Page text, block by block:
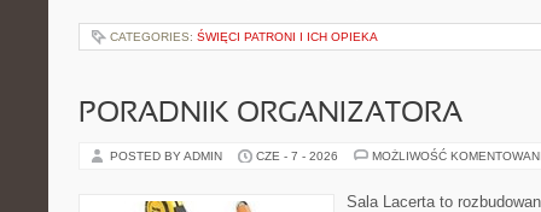
CATEGORIES: ŚWIĘCI PATRONI I ICH OPIEKA
PORADNIK ORGANIZATORA
POSTED BY ADMIN CZE - 7 - 2026 MOŻLIWOŚĆ
Sala Lacerta to